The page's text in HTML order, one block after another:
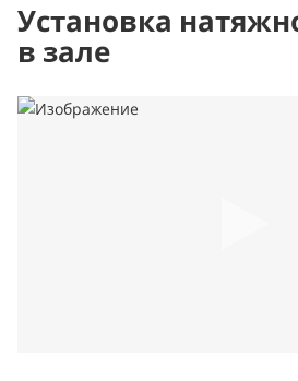
Установка
в зале